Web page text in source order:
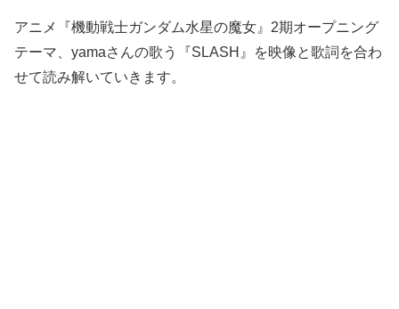
アニメ『機動戦士ガンダム水星の魔女』2期オープニング
テーマ、yamaさんの歌う『SLASH』を映像と歌詞を合わ
せて読み解いていきます。